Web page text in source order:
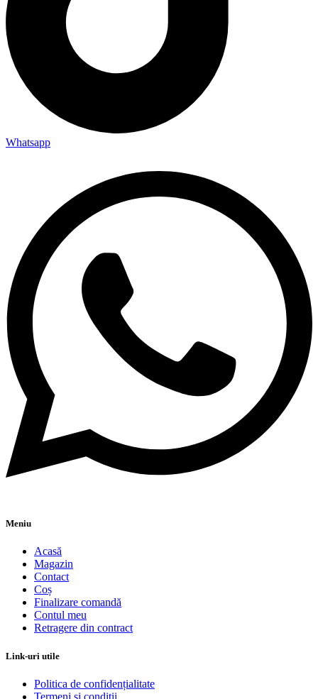
Whatsapp
Meniu
Acasă
Magazin
Contact
Coș
Finalizare comandă
Contul meu
Retragere din contract
Link-uri utile
Politica de confidențialitate
Termeni si condiții